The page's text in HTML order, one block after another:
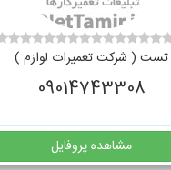
تست ( شرکت تعمیرات لوازم )
09014743308
مشاهده پروفایل